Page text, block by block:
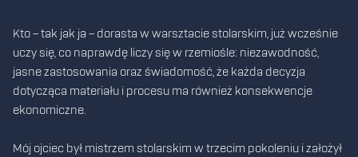
Kto – tak jak ja – dorasta w warsztacie stolarskim, już wcześnie
uczy się, co naprawdę liczy się w rzemiośle: niezawodność,
jasne zastosowania oraz świadomość, że każda decyzja
dotycząca materiału i procesu ma również konsekwencje
ekonomiczne.
Mój ojciec był mistrzem stolarskim w trzecim pokoleniu i założył